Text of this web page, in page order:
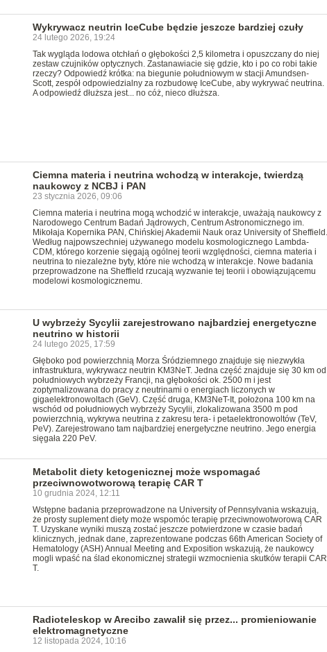
Wykrywacz neutrin IceCube będzie jeszcze bardziej czuły
24 lutego 2026, 19:24
Tak wygląda lodowa otchłań o głębokości 2,5 kilometra i opuszczany do niej
zestaw czujników optycznych. Zastanawiacie się gdzie, kto i po co robi takie
rzeczy? Odpowiedź krótka: na biegunie południowym w stacji Amundsen-
Scott, zespół odpowiedzialny za rozbudowę IceCube, aby wykrywać neutrina.
A odpowiedź dłuższa jest... no cóż, nieco dłuższa.
Ciemna materia i neutrina wchodzą w interakcje, twierdzą
naukowcy z NCBJ i PAN
23 stycznia 2026, 09:06
Ciemna materia i neutrina mogą wchodzić w interakcje, uważają naukowcy z
Narodowego Centrum Badań Jądrowych, Centrum Astronomicznego im.
Mikołaja Kopernika PAN, Chińskiej Akademii Nauk oraz University of Sheffield.
Według najpowszechniej używanego modelu kosmologicznego Lambda-
CDM, którego korzenie sięgają ogólnej teorii względności, ciemna materia i
neutrina to niezależne byty, które nie wchodzą w interakcje. Nowe badania
przeprowadzone na Sheffield rzucają wyzwanie tej teorii i obowiązującemu
modelowi kosmologicznemu.
U wybrzeży Sycylii zarejestrowano najbardziej energetyczne
neutrino w historii
24 lutego 2025, 17:59
Głęboko pod powierzchnią Morza Śródziemnego znajduje się niezwykła
infrastruktura, wykrywacz neutrin KM3NeT. Jedna część znajduje się 30 km od
południowych wybrzeży Francji, na głębokości ok. 2500 m i jest
zoptymalizowana do pracy z neutrinami o energiach liczonych w
gigaelektronowoltach (GeV). Część druga, KM3NeT-It, położona 100 km na
wschód od południowych wybrzeży Sycylii, zlokalizowana 3500 m pod
powierzchnią, wykrywa neutrina z zakresu tera- i petaelektronowoltów (TeV,
PeV). Zarejestrowano tam najbardziej energetyczne neutrino. Jego energia
sięgała 220 PeV.
Metabolit diety ketogenicznej może wspomagać
przeciwnowotworową terapię CAR T
10 grudnia 2024, 12:11
Wstępne badania przeprowadzone na University of Pennsylvania wskazują,
że prosty suplement diety może wspomóc terapię przeciwnowotworową CAR
T. Uzyskane wyniki muszą zostać jeszcze potwierdzone w czasie badań
klinicznych, jednak dane, zaprezentowane podczas 66th American Society of
Hematology (ASH) Annual Meeting and Exposition wskazują, że naukowcy
mogli wpaść na ślad ekonomicznej strategii wzmocnienia skutków terapii CAR
T.
Radioteleskop w Arecibo zawalił się przez... promieniowanie
elektromagnetyczne
12 listopada 2024, 10:16